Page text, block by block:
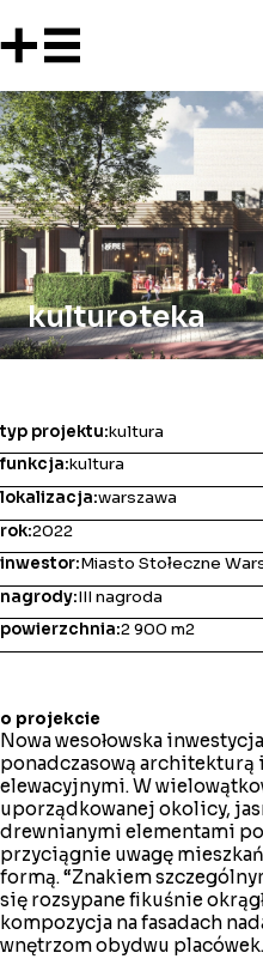
kulturoteka
typ projektu:kultura
funkcja:kultura
lokalizacja:warszawa
rok:2022
inwestor:Miasto Stołeczne
nagrody:III nagroda
powierzchnia:2 900 m2
o projekcie
Nowa wesołowska
ponadczasową architekturą
elewacyjnymi. W
uporządkowanej okolicy,
drewnianymi elementami
przyciągnie uwagę
formą. “Znakiem
się rozsypane fikuśnie
kompozycja na fasadach
wnętrzom obydwu placówek.